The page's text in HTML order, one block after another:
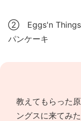
② Eggs'n Things
パンケーキ
教えてもらった
ングスに来てみ